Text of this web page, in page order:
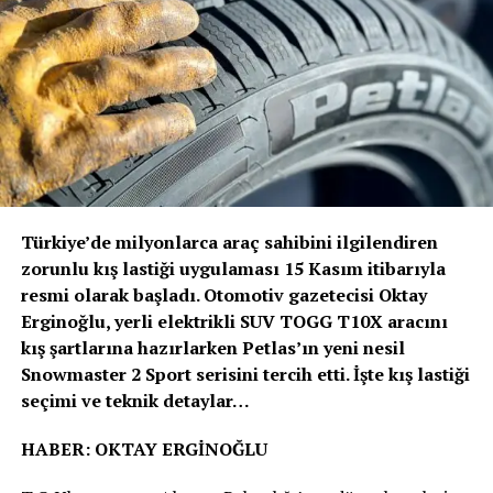
bulunuyor.
Volvo Trucks Başkanı Roger Alm; “Volvo’nun verdiği
sözde durduğunu bir kez daha kanıtladık. Güvenlik her
zamanki gibi önceliğimiz olmuştur ve olmaya devam
edecektir. Ancak bu, artık duracağımız anlamına
gelmiyor. Sürücülerimizi ve tüm yol kullanıcılarını
korumak için güvenlik alanında öncü olmaya devam
Volvo Trucks, Euro NCAP’in ağır ticari araçlar için ilk
güvenlik değerlendirmesini 2024 yılında başlattığında 5
yıldız alan ilk kamyon üreticisi olmuştu. Euro NCAP’den
5 yıldız almak, kamyonların sürücü desteği ve çarpışma
önleme kriterlerini karşıladığını ve hatta aştığını, sürücü
ile diğer yol kullanıcıları için trafik güvenliğini
Türkiye’de milyonlarca araç sahibini ilgilendiren
zorunlu kış lastiği uygulaması 15 Kasım itibarıyla
resmi olarak başladı. Otomotiv gazetecisi Oktay
Erginoğlu, yerli elektrikli SUV TOGG T10X aracını
kış şartlarına hazırlarken Petlas’ın yeni nesil
Snowmaster 2 Sport serisini tercih etti. İşte kış lastiği
seçimi ve teknik detaylar…
HABER: OKTAY ERGİNOĞLU